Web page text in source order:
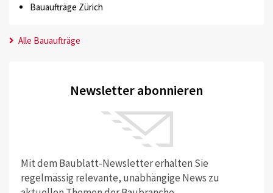
Bauaufträge Zürich
Alle Bauaufträge
Newsletter abonnieren
Mit dem Baublatt-Newsletter erhalten Sie
regelmässig relevante, unabhängige News zu